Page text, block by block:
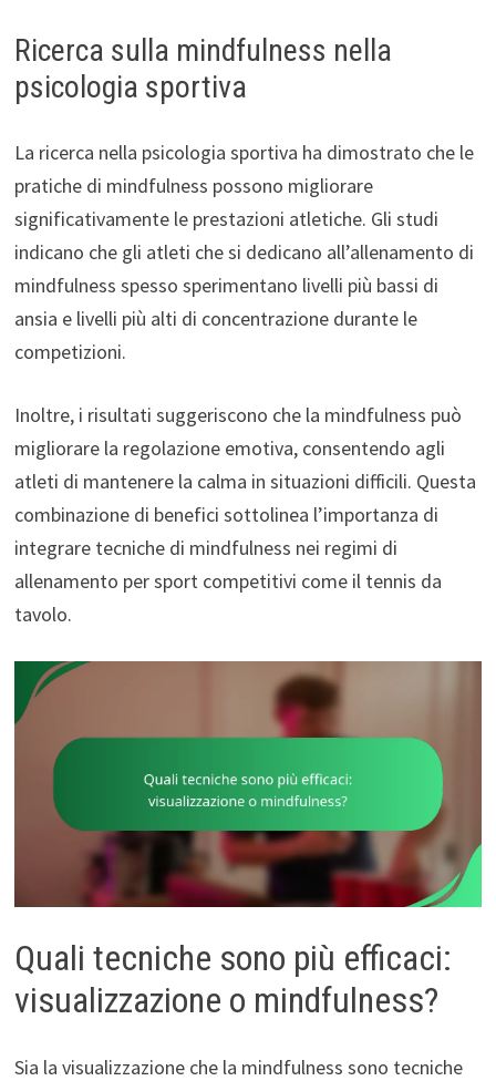
Ricerca sulla mindfulness nella
psicologia sportiva
La ricerca nella psicologia sportiva ha dimostrato che le
pratiche di mindfulness possono migliorare
significativamente le prestazioni atletiche. Gli studi
indicano che gli atleti che si dedicano all’allenamento di
mindfulness spesso sperimentano livelli più bassi di
ansia e livelli più alti di concentrazione durante le
competizioni.
Inoltre, i risultati suggeriscono che la mindfulness può
migliorare la regolazione emotiva, consentendo agli
atleti di mantenere la calma in situazioni difficili. Questa
combinazione di benefici sottolinea l’importanza di
integrare tecniche di mindfulness nei regimi di
allenamento per sport competitivi come il tennis da
tavolo.
Quali tecniche sono più efficaci:
visualizzazione o mindfulness?
Sia la visualizzazione che la mindfulness sono tecniche